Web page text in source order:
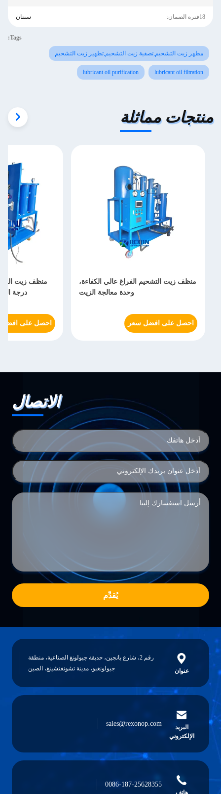
18فترة الضمان: سنتان
Tags:
مطهر زيت التشحيم,تصفية زيت التشحيم,تطهير زيت التشحيم
lubricant oil filtration
lubricant oil purification
منتجات مماثلة
منظف زيت التشحيم الفراغ عالي الكفاءة،
وحدة معالجة الزيت
احصل على افضل سعر
منظف زيت
درجة الحرارة 20-80
احصل على
الاتصال
يُقدِّم
عنوان
رقم 2، شارع بانجين، حديقة جيولونغ الصناعية، منطقة
جيولونغبو، مدينة تشونغتشينغ، الصين
البريد
الإلكتروني
sales@rexonop.com
هاتف
0086-187-25628355